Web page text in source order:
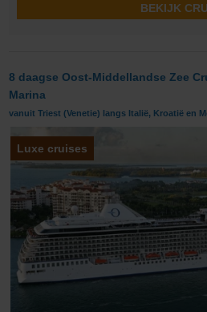
BEKIJK
8 daagse Oost-Middellandse Zee
Marina
vanuit Triest (Venetie) langs Italië, Kroatië en
Luxe cruises